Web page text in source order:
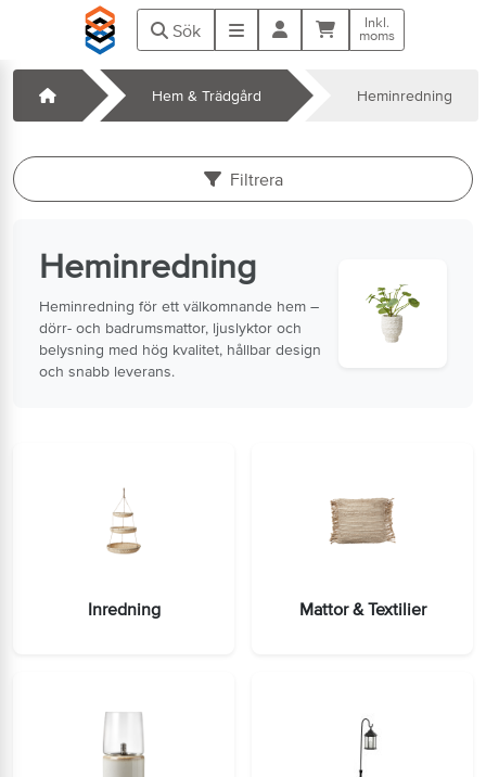
Hoppa till huvudinnehåll
Sök Meny Kundvagn
Inkl.
moms
Startsida Hem & Trädgård Heminredning
Filtrera
Heminredning
Heminredning för ett välkomnande hem –
dörr- och badrumsmattor, ljuslyktor och
belysning med hög kvalitet, hållbar design
och snabb leverans.
Inredning Mattor & Textilier